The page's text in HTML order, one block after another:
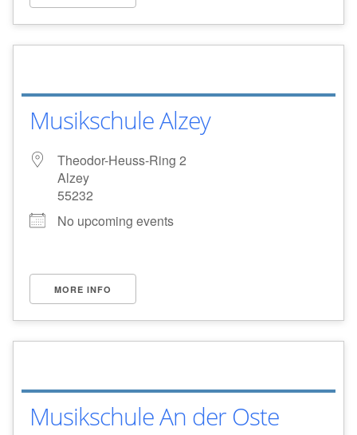
Musikschule Alzey
Theodor-Heuss-Ring 2
Alzey
55232
No upcoming events
MORE INFO
Musikschule An der Oste